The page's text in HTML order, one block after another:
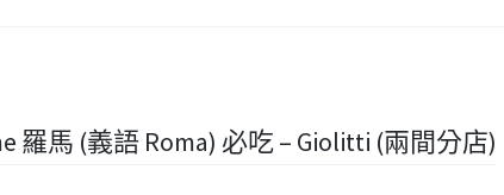
羅馬 (義語 Roma) 必吃 – Giolitti (兩間分店)